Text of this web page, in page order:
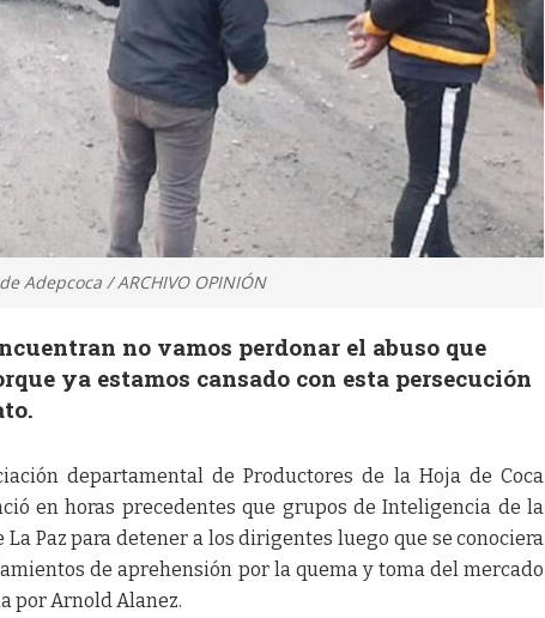
Adepcoca / ARCHIVO OPINIÓN
no vamos perdonar el abuso que
ya estamos cansado con esta persecución
departamental de Productores de la Hoja de Coca
en horas precedentes que grupos de Inteligencia de la
Paz para detener a los dirigentes luego que se conociera
de aprehensión por la quema y toma del mercado
por Arnold Alanez.